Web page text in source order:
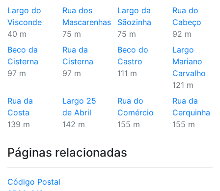
Largo do
Visconde
40 m
Rua dos
Mascarenhas
75 m
Largo da
Sãozinha
75 m
Rua do
Cabeço
92 m
Beco da
Cisterna
97 m
Rua da
Cisterna
97 m
Beco do
Castro
111 m
Largo
Mariano
Carvalho
121 m
Rua da
Costa
139 m
Largo 25
de Abril
142 m
Rua do
Comércio
155 m
Rua da
Cerquinha
155 m
Páginas relacionadas
Código Postal